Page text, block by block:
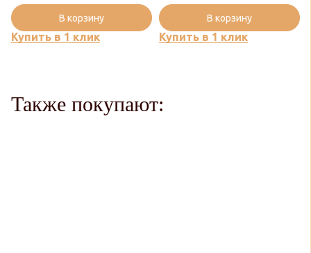
Купить в 1 клик
В корзину
Купить в 1 клик
В корзину
Также покупают: